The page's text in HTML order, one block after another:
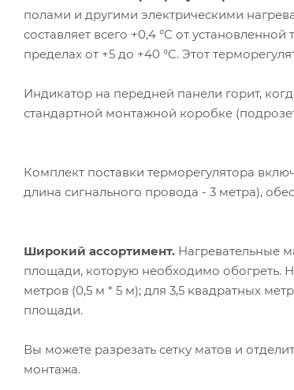
полами и другими электрическими
составляет всего +0,4 °C от
пределах от +5 до +40 °C. Этот
Индикатор на передней панели горит,
стандартной монтажной коробке
Комплект поставки терморегулятора
длина сигнального провода - 3 метра),
Широкий ассортимент. Нагревательные
площади, которую необходимо обогреть.
метров (0,5 м * 5 м); для 3,5 квадратных
площади.
Вы можете разрезать сетку матов и
монтажа.